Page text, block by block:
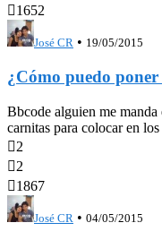
1652
José CR • 19/05/2015
¿Cómo puedo poner
Bbcode alguien me
carnitas para colocar en
2
2
1867
José CR • 04/05/2015